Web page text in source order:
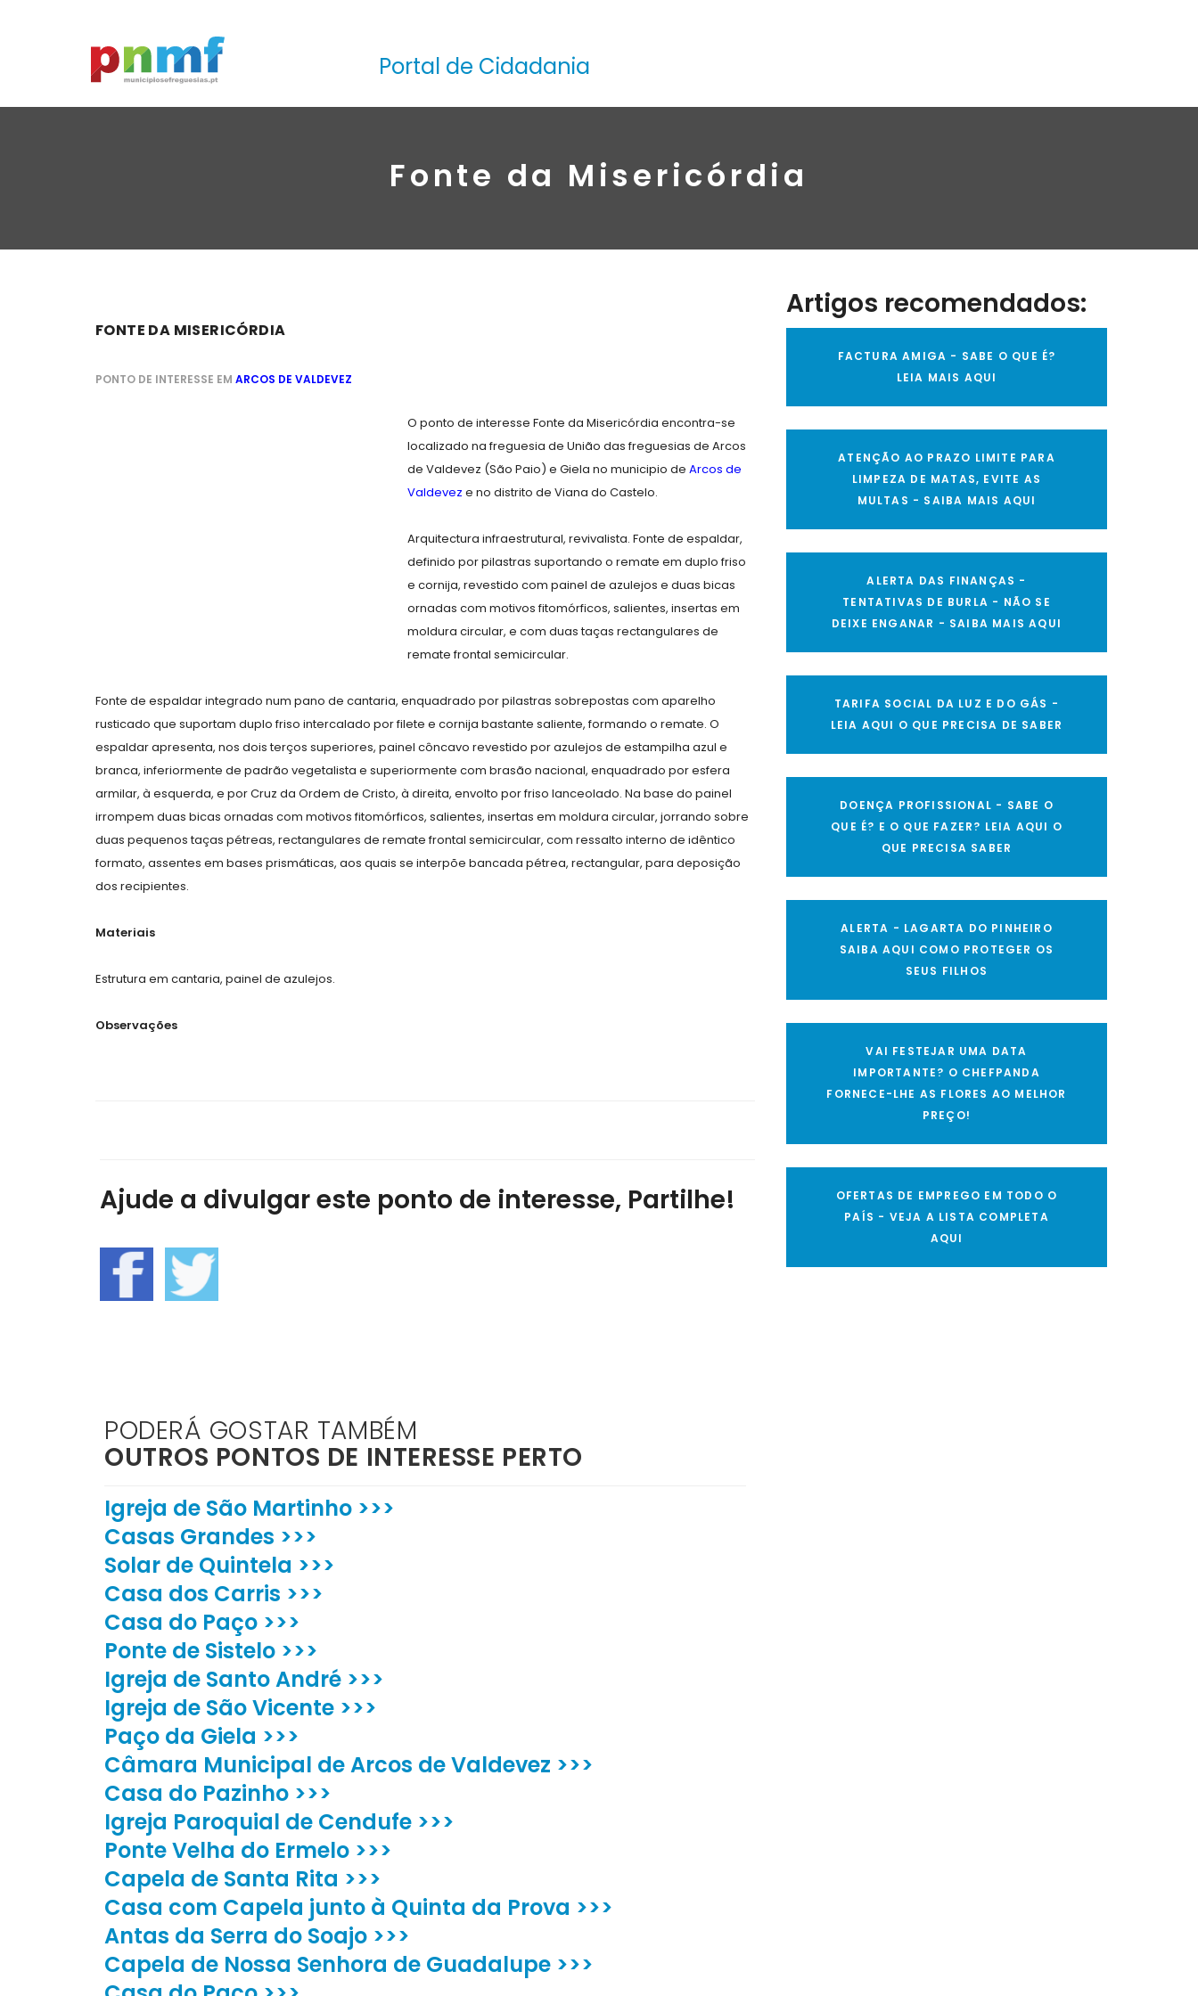
Portal de Cidadania
Fonte da Misericórdia
FONTE DA MISERICÓRDIA
PONTO DE INTERESSE EM ARCOS DE VALDEVEZ
O ponto de interesse Fonte da Misericórdia encontra-se
localizado na freguesia de União das freguesias de Arcos
de Valdevez (São Paio) e Giela no municipio de Arcos de
Valdevez e no distrito de Viana do Castelo.
Arquitectura infraestrutural, revivalista. Fonte de espaldar,
definido por pilastras suportando o remate em duplo friso
e cornija, revestido com painel de azulejos e duas bicas
ornadas com motivos fitomórficos, salientes, insertas em
moldura circular, e com duas taças rectangulares de
remate frontal semicircular.
Fonte de espaldar integrado num pano de cantaria, enquadrado por pilastras sobrepostas com aparelho
rusticado que suportam duplo friso intercalado por filete e cornija bastante saliente, formando o remate. O
espaldar apresenta, nos dois terços superiores, painel côncavo revestido por azulejos de estampilha azul e
branca, inferiormente de padrão vegetalista e superiormente com brasão nacional, enquadrado por esfera
armilar, à esquerda, e por Cruz da Ordem de Cristo, à direita, envolto por friso lanceolado. Na base do painel
irrompem duas bicas ornadas com motivos fitomórficos, salientes, insertas em moldura circular, jorrando sobre
duas pequenos taças pétreas, rectangulares de remate frontal semicircular, com ressalto interno de idêntico
formato, assentes em bases prismáticas, aos quais se interpõe bancada pétrea, rectangular, para deposição
dos recipientes.
Materiais
Estrutura em cantaria, painel de azulejos.
Observações
Ajude a divulgar este ponto de interesse, Partilhe!
PODERÁ GOSTAR TAMBÉM
OUTROS PONTOS DE INTERESSE PERTO
Igreja de São Martinho >>>
Casas Grandes >>>
Solar de Quintela >>>
Casa dos Carris >>>
Casa do Paço >>>
Ponte de Sistelo >>>
Igreja de Santo André >>>
Igreja de São Vicente >>>
Paço da Giela >>>
Câmara Municipal de Arcos de Valdevez >>>
Casa do Pazinho >>>
Igreja Paroquial de Cendufe >>>
Ponte Velha do Ermelo >>>
Capela de Santa Rita >>>
Casa com Capela junto à Quinta da Prova >>>
Antas da Serra do Soajo >>>
Capela de Nossa Senhora de Guadalupe >>>
Artigos recomendados:
FACTURA AMIGA - SABE O QUE É?
LEIA MAIS AQUI
ATENÇÃO AO PRAZO LIMITE PARA
LIMPEZA DE MATAS, EVITE AS
MULTAS - SAIBA MAIS AQUI
ALERTA DAS FINANÇAS -
TENTATIVAS DE BURLA - NÃO SE
DEIXE ENGANAR - SAIBA MAIS AQUI
TARIFA SOCIAL DA LUZ E DO GÁS -
LEIA AQUI O QUE PRECISA DE SABER
DOENÇA PROFISSIONAL - SABE O
QUE É? E O QUE FAZER? LEIA AQUI O
QUE PRECISA SABER
ALERTA - LAGARTA DO PINHEIRO
SAIBA AQUI COMO PROTEGER OS
SEUS FILHOS
VAI FESTEJAR UMA DATA
IMPORTANTE? O CHEFPANDA
FORNECE-LHE AS FLORES AO MELHOR
PREÇO!
OFERTAS DE EMPREGO EM TODO O
PAÍS - VEJA A LISTA COMPLETA
AQUI